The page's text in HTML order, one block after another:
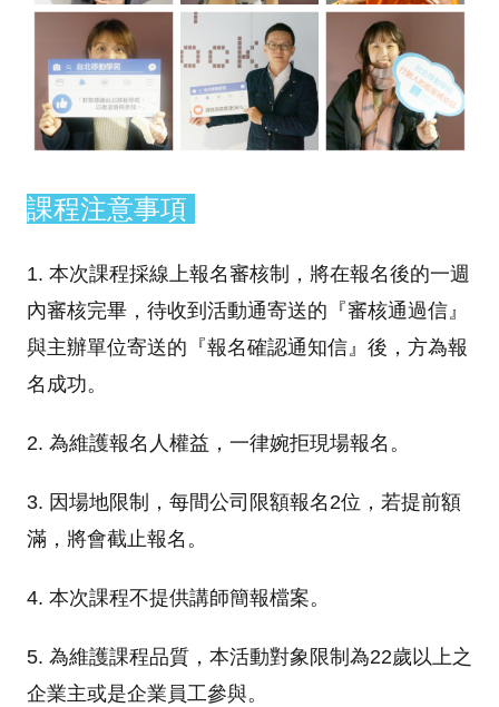
課程注意事項
1. 本次課程採線上報名審核制，將在報名後的一週
內審核完畢，待收到活動通寄送的『審核通過信』
與主辦單位寄送的『報名確認通知信』後，方為報
名成功。
2. 為維護報名人權益，一律婉拒現場報名。
3. 因場地限制，每間公司限額報名2位，若提前額
滿，將會截止報名。
4. 本次課程不提供講師簡報檔案。
5. 為維護課程品質，本活動對象限制為22歲以上之
企業主或是企業員工參與。